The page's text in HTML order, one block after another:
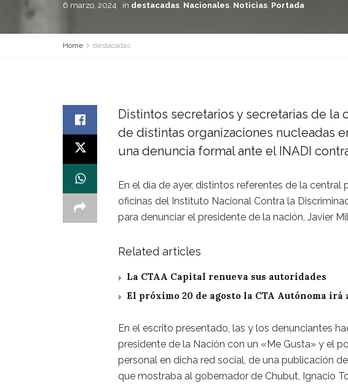
6 marzo, 2024 in destacadas, Nacionales, Noticias, Portada
Home destacadas
Distintos secretarios y secretarias de la
de distintas organizaciones nucleadas
una denuncia formal ante el INADI
En el día de ayer, distintos referentes de la central
oficinas del Instituto Nacional Contra la
para denunciar el presidente de la nación, Javier
Related articles
La CTAA Capital renueva sus autoridades
El próximo 20 de agosto la CTA Autónoma
En el escrito presentado, las y los denunciantes
presidente de la Nación con un «Me Gusta» y el
personal en dicha red social, de una publicación
que mostraba al gobernador de Chubut, Ignacio